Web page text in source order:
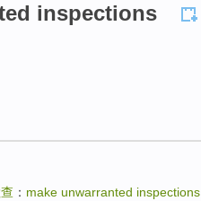
inspections
： make unwarranted inspections